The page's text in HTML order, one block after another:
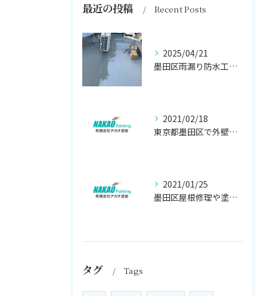
最近の投稿 Recent Posts
2025/04/21
墨田区雨漏り防水工事はナカオ塗装まで！！
2021/02/18
東京都墨田区で外壁塗り替え工事なら(有)ナカオ塗装にお任せ
2021/01/25
墨田区屋根修理や塗装工事は、【人気のナカオ塗装へ！】
タグ Tags